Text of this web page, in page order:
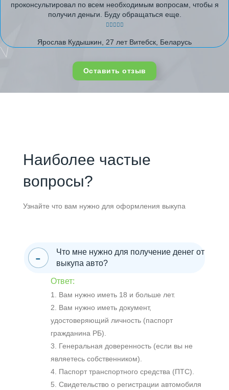
проконсультировал по всем необходимым вопросам, чтобы я
получил деньги. Буду обращаться еще.
Ярослав Кудышкин, 27 лет Витебск, Беларусь
Оставить отзыв
Наиболее частые
вопросы?
Узнайте что вам нужно для оформления выкупа
Что мне нужно для получение денег от
выкупа авто?
Ответ:
1. Вам нужно иметь 18 и больше лет.
2. Вам нужно иметь документ,
удостоверяющий личность (паспорт
гражданина РБ).
3. Генеральная доверенность (если вы не
являетесь собственником).
4. Паспорт транспортного средства (ПТС).
5. Свидетельство о регистрации автомобиля